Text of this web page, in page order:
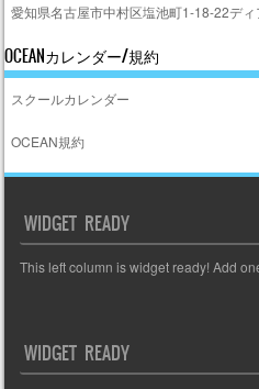
愛知県名古屋市中村区塩池町1-18-22デ
OCEANカレンダー/規約
スクールカレンダー
OCEAN規約
WIDGET READY
This left column is widget ready! Add
WIDGET READY